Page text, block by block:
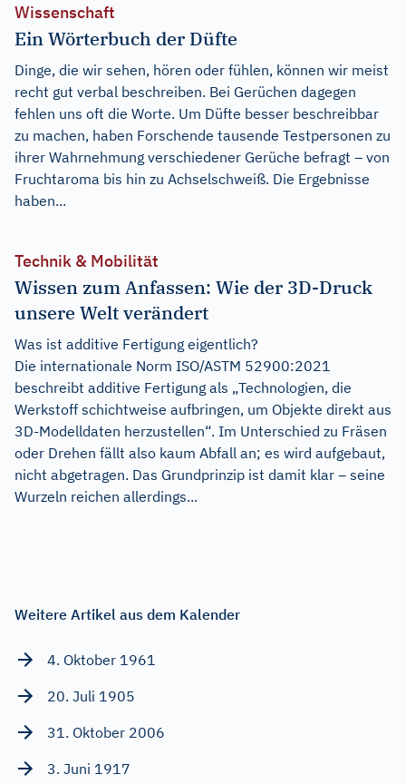
Wissenschaft
Ein Wörterbuch der Düfte
Dinge, die wir sehen, hören oder fühlen, können wir meist
recht gut verbal beschreiben. Bei Gerüchen dagegen
fehlen uns oft die Worte. Um Düfte besser beschreibbar
zu machen, haben Forschende tausende Testpersonen zu
ihrer Wahrnehmung verschiedener Gerüche befragt – von
Fruchtaroma bis hin zu Achselschweiß. Die Ergebnisse
haben...
Technik & Mobilität
Wissen zum Anfassen: Wie der 3D-Druck
unsere Welt verändert
Was ist additive Fertigung eigentlich?
Die internationale Norm ISO/ASTM 52900:2021
beschreibt additive Fertigung als „Technologien, die
Werkstoff schichtweise auf­bringen, um Objekte direkt aus
3D-Modelldaten herzustellen“. Im Unterschied zu Fräsen
oder Drehen fällt also kaum Abfall an; es wird aufgebaut,
nicht abgetragen. Das Grundprinzip ist damit klar – seine
Wurzeln reichen allerdings...
Weitere Artikel aus dem Kalender
4. Oktober 1961
20. Juli 1905
31. Oktober 2006
3. Juni 1917